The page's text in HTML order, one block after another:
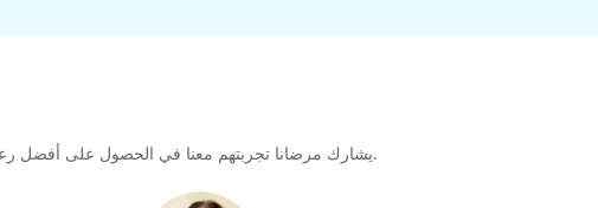
يشارك مرضانا تجربتهم معنا في الحصول على أفضل رعاية صحية عالية الجودة طوال رحلتهم العلاجية لتشكيل رابطة كبيرة للمستقبل.